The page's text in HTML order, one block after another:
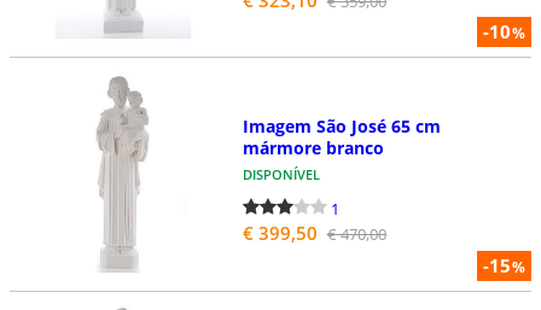
-10%
-15%
Imagem São José 65 cm
mármore branco
DISPONÍVEL
1
€ 399,50 € 470,00